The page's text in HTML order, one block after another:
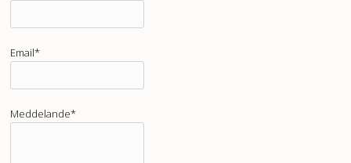
Email*
Meddelande*